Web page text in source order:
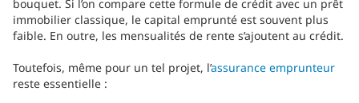
bouquet. Si l’on compare cette formule de crédit avec un prêt
immobilier classique, le capital emprunté est souvent plus
faible. En outre, les mensualités de rente s’ajoutent au crédit.
Toutefois, même pour un tel projet, l’assurance emprunteur
reste essentielle :